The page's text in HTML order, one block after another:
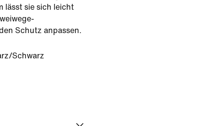
lässt sie sich leicht
Schutz anpassen.
Schwarz